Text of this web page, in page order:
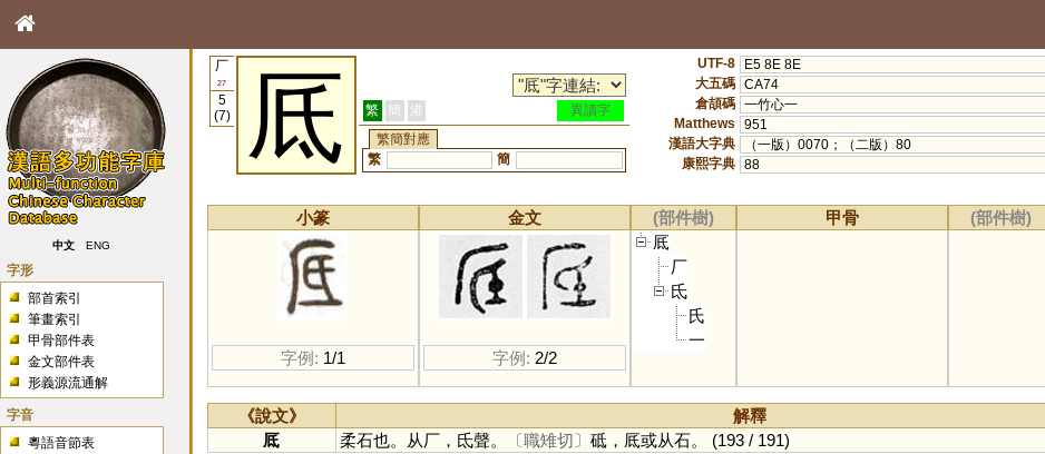
中文 ENG
字形
部首索引
筆畫索引
甲骨部件表
金文部件表
形義源流通解
字音
粵語音節表
厂
27
5
(7)
厎 繁 簡 港
異讀字
繁簡對應
繁
簡
UTF-8
E5 8E 8E
大五碼 CA74
倉頡碼 一竹心一
Matthews
951
漢語大字典
（一版）0070；（二版）80
康熙字典 88
小篆
字例: 1/1
金文
字例: 2/2
(部件樹)
厎
厂
氐
氏
一
甲骨 (部件樹)
《說文》 解釋
厎
柔石也。从厂，氐聲。 〔職雉切〕 砥，厎或从石。 (193 / 191)